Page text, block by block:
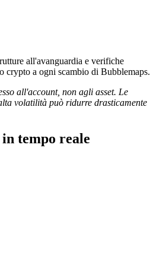
all'avanguardia e verifiche
crypto a ogni scambio di Bubblemaps.
all'account, non agli asset. Le
volatilità può ridurre drasticamente
tempo reale